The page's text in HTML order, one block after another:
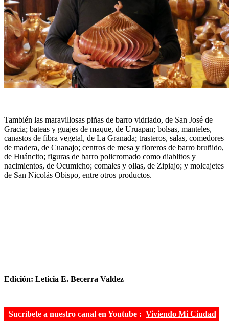
También las maravillosas piñas de barro vidriado, de San José de
Gracia; bateas y guajes de maque, de Uruapan; bolsas, manteles,
canastos de fibra vegetal, de La Granada; trasteros, salas, comedores
de madera, de Cuanajo; centros de mesa y floreros de barro bruñido,
de Huáncito; figuras de barro policromado como diablitos y
nacimientos, de Ocumicho; comales y ollas, de Zipiajo; y molcajetes
de San Nicolás Obispo, entre otros productos.
Edición: Leticia E. Becerra Valdez
Sucríbete a nuestro canal en Youtube : Viviendo Mi Ciudad